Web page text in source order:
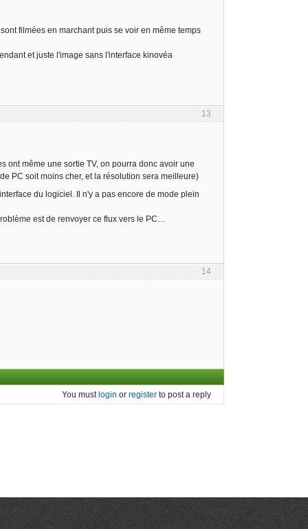
filmées en marchant puis se voir en même temps
et juste l'image sans l'interface kinovéa
13
ont même une sortie TV, on pourra donc avoir une
PC soit moins cher, et la résolution sera meilleure)
du logiciel. Il n'y a pas encore de mode plein
est de renvoyer ce flux vers le PC…
14
You mustlogin or register to post a reply